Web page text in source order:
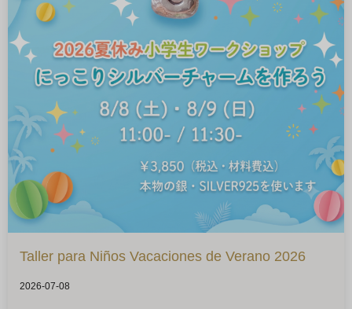
Taller para Niños Vacaciones de Verano 2026
2026-07-08